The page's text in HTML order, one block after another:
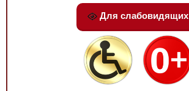
Для слабовидящих